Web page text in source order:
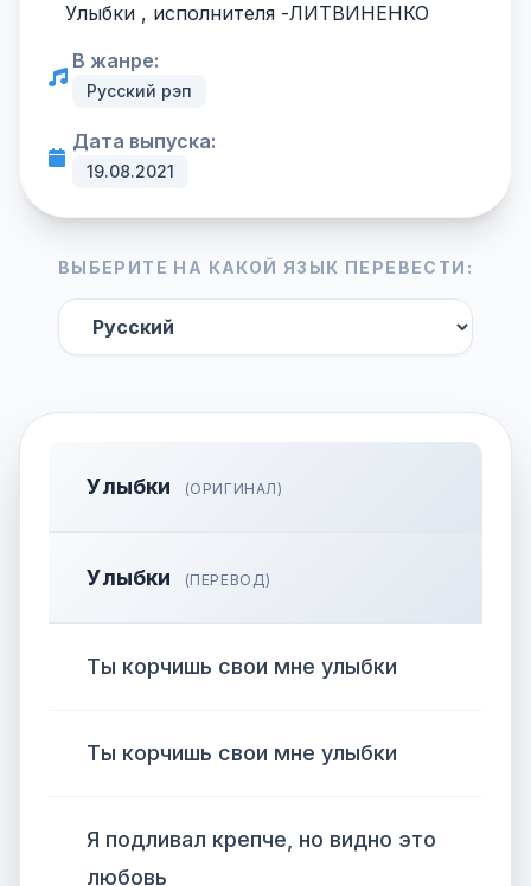
Улыбки , исполнителя -ЛИТВИНЕНКО
В жанре:
Русский рэп
Дата выпуска:
19.08.2021
ВЫБЕРИТЕ НА КАКОЙ ЯЗЫК ПЕРЕВЕСТИ:
Улыбки (ОРИГИНАЛ)
Улыбки (ПЕРЕВОД)
Ты корчишь свои мне улыбки
Ты корчишь свои мне улыбки
Я подливал крепче, но видно это
любовь